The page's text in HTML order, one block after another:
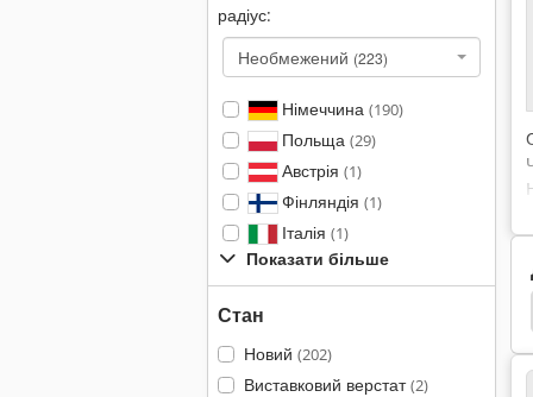
радіус:
Необмежений (223)
Німеччина (190)
Польща (29)
Австрія (1)
Фінляндія (1)
Італія (1)
Показати більше
Стан
Новий (202)
Виставковий верстат(2)
Alzmetall Ab